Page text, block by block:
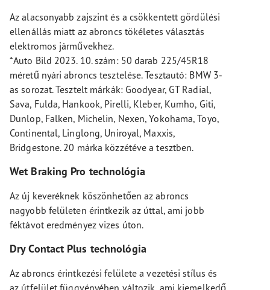
Az alacsonyabb zajszint és a csökkentett gördülési
ellenállás miatt az abroncs tökéletes választás
elektromos járművekhez.
*Auto Bild 2023. 10. szám: 50 darab 225/45R18
méretű nyári abroncs tesztelése. Tesztautó: BMW 3-
as sorozat. Tesztelt márkák: Goodyear, GT Radial,
Sava, Fulda, Hankook, Pirelli, Kleber, Kumho, Giti,
Dunlop, Falken, Michelin, Nexen, Yokohama, Toyo,
Continental, Linglong, Uniroyal, Maxxis,
Bridgestone. 20 márka közzétéve a tesztben.
Wet Braking Pro technológia
Az új keveréknek köszönhetően az abroncs
nagyobb felületen érintkezik az úttal, ami jobb
féktávot eredményez vizes úton.
Dry Contact Plus technológia
Az abroncs érintkezési felülete a vezetési stílus és
az útfelület függvényében változik, ami kiemelkedő